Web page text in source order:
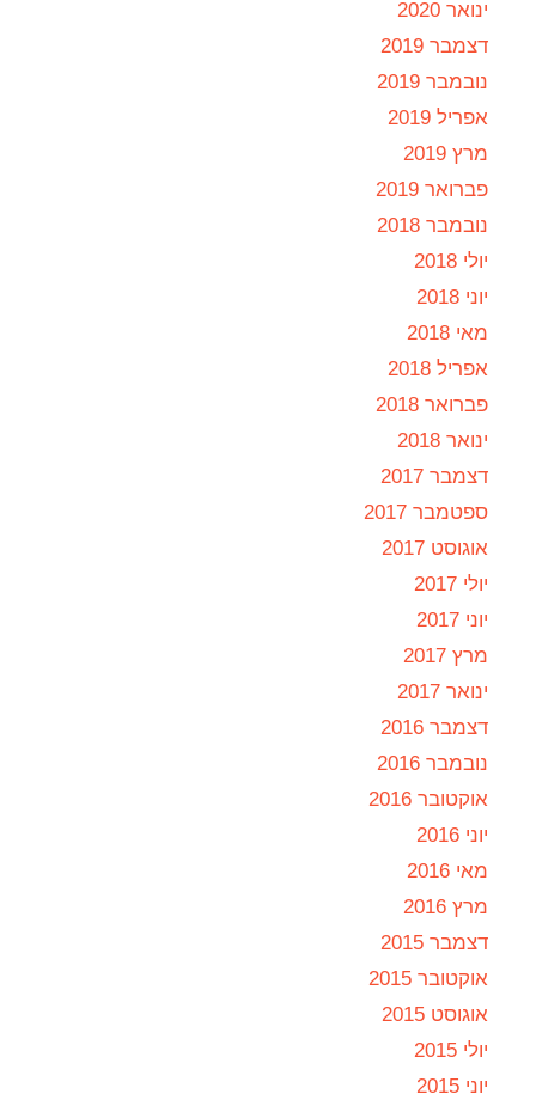
ינואר 2020
דצמבר 2019
נובמבר 2019
אפריל 2019
מרץ 2019
פברואר 2019
נובמבר 2018
יולי 2018
יוני 2018
מאי 2018
אפריל 2018
פברואר 2018
ינואר 2018
דצמבר 2017
ספטמבר 2017
אוגוסט 2017
יולי 2017
יוני 2017
מרץ 2017
ינואר 2017
דצמבר 2016
נובמבר 2016
אוקטובר 2016
יוני 2016
מאי 2016
מרץ 2016
דצמבר 2015
אוקטובר 2015
אוגוסט 2015
יולי 2015
יוני 2015